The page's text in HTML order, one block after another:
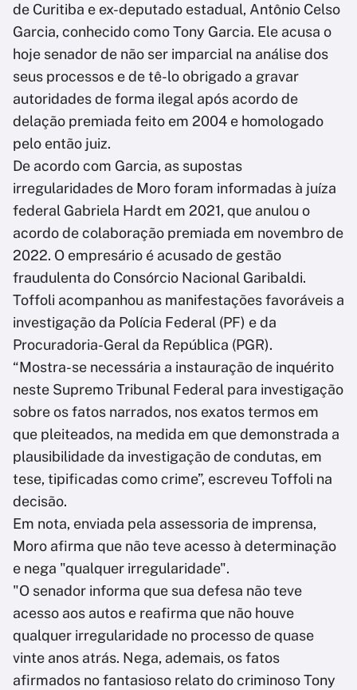
de Curitiba e ex-deputado estadual, Antônio Celso
Garcia, conhecido como Tony Garcia. Ele acusa o
hoje senador de não ser imparcial na análise dos
seus processos e de tê-lo obrigado a gravar
autoridades de forma ilegal após acordo de
delação premiada feito em 2004 e homologado
pelo então juiz.
De acordo com Garcia, as supostas
irregularidades de Moro foram informadas à juíza
federal Gabriela Hardt em 2021, que anulou o
acordo de colaboração premiada em novembro de
2022. O empresário é acusado de gestão
fraudulenta do Consórcio Nacional Garibaldi.
Toffoli acompanhou as manifestações favoráveis a
investigação da Polícia Federal (PF) e da
Procuradoria-Geral da República (PGR).
“Mostra-se necessária a instauração de inquérito
neste Supremo Tribunal Federal para investigação
sobre os fatos narrados, nos exatos termos em
que pleiteados, na medida em que demonstrada a
plausibilidade da investigação de condutas, em
tese, tipificadas como crime”, escreveu Toffoli na
decisão.
Em nota, enviada pela assessoria de imprensa,
Moro afirma que não teve acesso à determinação
e nega "qualquer irregularidade".
"O senador informa que sua defesa não teve
acesso aos autos e reafirma que não houve
qualquer irregularidade no processo de quase
vinte anos atrás. Nega, ademais, os fatos
afirmados no fantasioso relato do criminoso Tony